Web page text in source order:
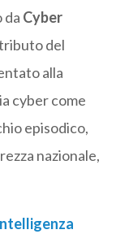
da Cyber
del
alla
cyber come
episodico,
nazionale,
ntelligenza